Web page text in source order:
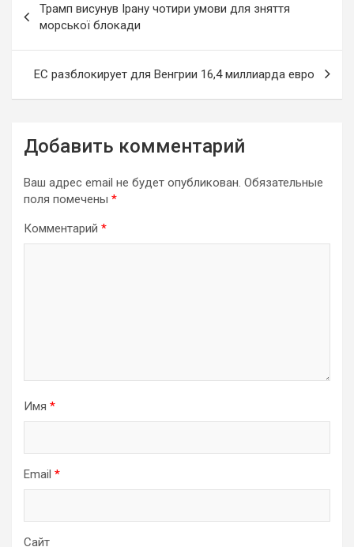
по
записям
Трамп висунув Ірану чотири умови для зняття
морської блокади
ЕС разблокирует для Венгрии 16,4 миллиарда евро
Добавить комментарий
Ваш адрес email не будет опубликован. Обязательные
поля помечены *
Комментарий *
Имя *
Email *
Сайт